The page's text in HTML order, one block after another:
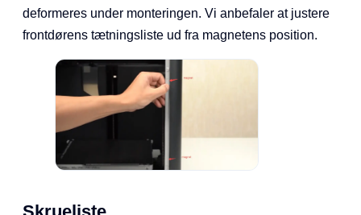
deformeres under monteringen. Vi anbefaler at justere
frontdørens tætningsliste ud fra magnetens position.